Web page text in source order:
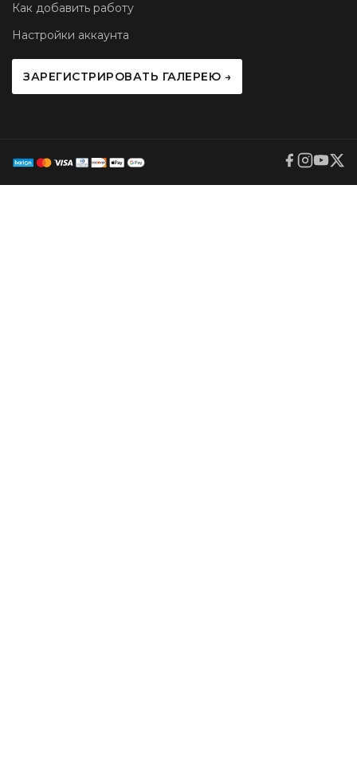
Как добавить работу
Настройки аккаунта
ЗАРЕГИСТРИРОВАТЬ ГАЛЕРЕЮ →